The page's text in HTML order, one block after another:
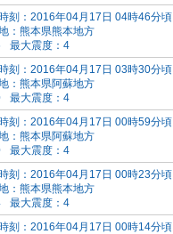
刻：2016年04月17日 04時46分頃
：熊本県熊本地方
最大震度：4
刻：2016年04月17日 03時30分頃
：熊本県阿蘇地方
最大震度：4
刻：2016年04月17日 00時59分頃
：熊本県阿蘇地方
最大震度：4
刻：2016年04月17日 00時23分頃
：熊本県熊本地方
最大震度：4
刻：2016年04月17日 00時14分頃